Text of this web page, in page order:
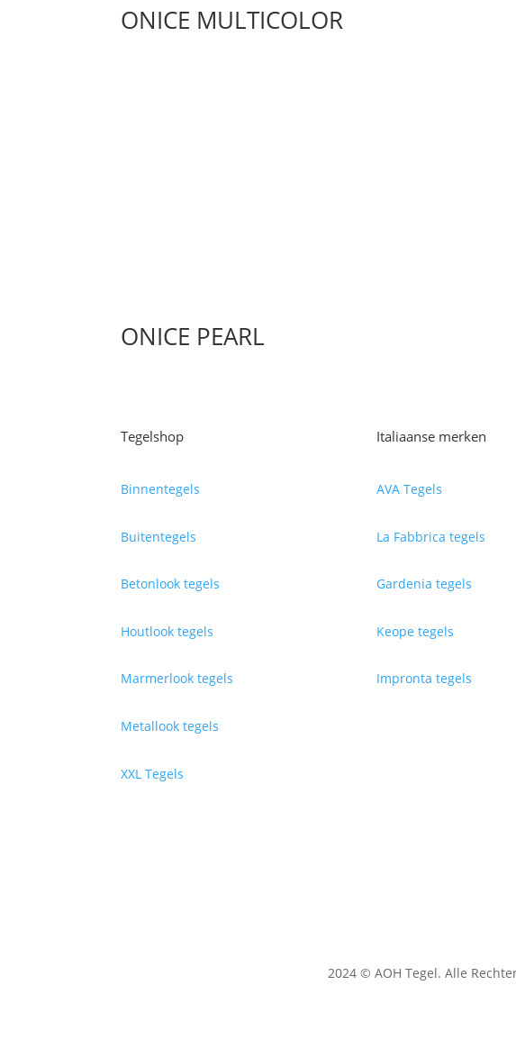
ONICE MULTICOLOR
ONICE PEARL
Tegelshop
Binnentegels
Buitentegels
Betonlook tegels
Houtlook tegels
Marmerlook tegels
Metallook tegels
XXL Tegels
Italiaanse merken
AVA Tegels
La Fabbrica tegels
Gardenia tegels
Keope tegels
Impronta tegels
2024 © AOH Tegel. Alle